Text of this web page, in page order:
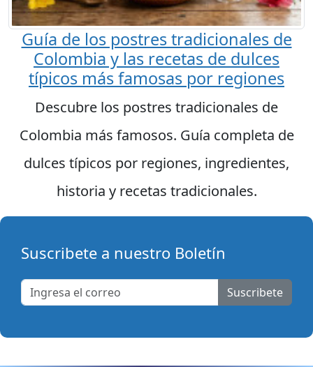
Guía de los postres tradicionales de
Colombia y las recetas de dulces
típicos más famosas por regiones
Descubre los postres tradicionales de
Colombia más famosos. Guía completa de
dulces típicos por regiones, ingredientes,
historia y recetas tradicionales.
Suscribete a nuestro Boletín
Suscribete